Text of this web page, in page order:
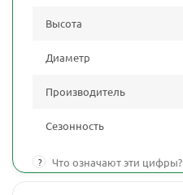
Высота
Диаметр
Производитель
Сезонность
? Что означают эти цифры?